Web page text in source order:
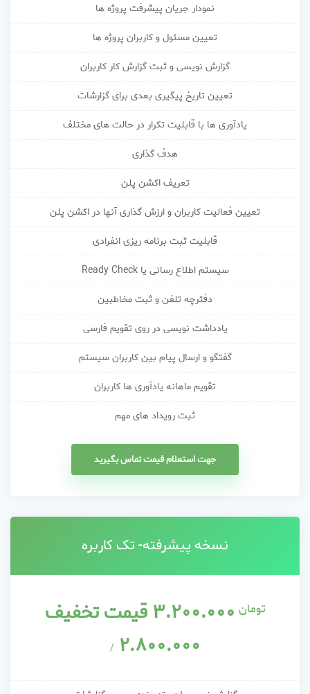
نمودار جریان پیشرفت پروژه ها
تعیین مسئول و کاربران پروژه ها
گزارش نویسی و ثبت گزارش کار کاربران
تعیین تاریخ پیگیری بعدی برای گزارشات
یادآوری ها با قابلیت تکرار در حالت های مختلف
هدف گذاری
تعریف اکشن پلن
تعیین فعالیت کاربران و ارزش گذاری آنها در اکشن پلن
قابلیت ثبت برنامه ریزی انفرادی
سیستم اطلاع رسانی یا Ready Check
دفترچه تلفن و ثبت مخاطبین
یادداشت نویسی در روی تقویم فارسی
گفتگو و ارسال پیام بین کاربران سیستم
تقویم ماهانه یادآوری ها کاربران
ثبت رویداد های مهم
جهت استعلام قیمت تماس بگیرید
نسخه پیشرفته- تک کاربره
تومان
۳.۲۰۰.۰۰۰ قیمت تخفیف
۲.۸۰۰.۰۰۰ /